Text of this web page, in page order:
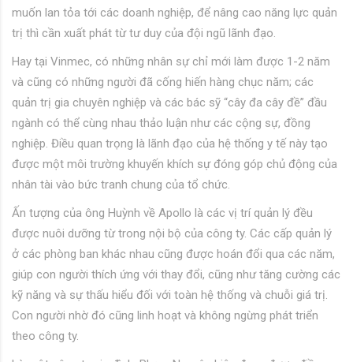
muốn lan tỏa tới các doanh nghiệp, để nâng cao năng lực quản
trị thì cần xuất phát từ tư duy của đội ngũ lãnh đạo.
Hay tại Vinmec, có những nhân sự chỉ mới làm được 1-2 năm
và cũng có những người đã cống hiến hàng chục năm; các
quản trị gia chuyên nghiệp và các bác sỹ “cây đa cây đề” đầu
ngành có thể cùng nhau thảo luận như các cộng sự, đồng
nghiệp. Điều quan trọng là lãnh đạo của hệ thống y tế này tạo
được một môi trường khuyến khích sự đóng góp chủ động của
nhân tài vào bức tranh chung của tổ chức.
Ấn tượng của ông Huỳnh về Apollo là các vị trí quản lý đều
được nuôi dưỡng từ trong nội bộ của công ty. Các cấp quản lý
ở các phòng ban khác nhau cũng được hoán đổi qua các năm,
giúp con người thích ứng với thay đổi, cũng như tăng cường các
kỹ năng và sự thấu hiểu đối với toàn hệ thống và chuỗi giá trị.
Con người nhờ đó cũng linh hoạt và không ngừng phát triển
theo công ty.